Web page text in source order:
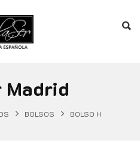
Madrid
BOLSOS BOLSO H